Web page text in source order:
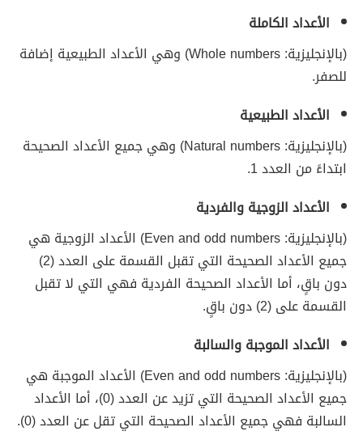
الأعداد الكاملة
(بالإنجليزية: Whole numbers) وهي الأعداد الطبيعية إضافة
للصفر.
الأعداد الطبيعية
(بالإنجليزية: Natural numbers) وهي جميع الأعداد الصحيحة
ابتداءً من العدد 1.
الأعداد الزوجية والفردية
(بالإنجليزية: Even and odd numbers) الأعداد الزوجية هي
جميع الأعداد الصحيحة التي تقبل القسمة على العدد (2)
دون باقٍ، أما الأعداد الصحيحة الفردية فهي التي لا تقبل
القسمة على (2) دون باقٍ.
الأعداد الموجبة والسالبة
(بالإنجليزية: Even and odd numbers) الأعداد الموجبة هي
جميع الأعداد الصحيحة التي تزيد عن العدد (0)، أما الأعداد
السالبة فهي جميع الأعداد الصحيحة التي تقل عن العدد (0).